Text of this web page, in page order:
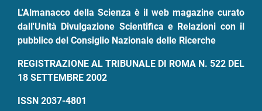
L'Almanacco della Scienza è il web magazine curato
dall'Unità Divulgazione Scientifica e Relazioni con il
pubblico del Consiglio Nazionale delle Ricerche
REGISTRAZIONE AL TRIBUNALE DI ROMA N. 522 DEL
18 SETTEMBRE 2002
ISSN 2037-4801